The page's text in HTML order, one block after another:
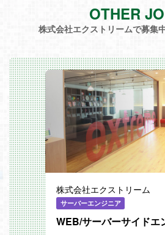
OTHER
株式会社エクストリームで募集
株式会社エクストリーム
サーバーエンジニア
WEB/サーバーサイドエ